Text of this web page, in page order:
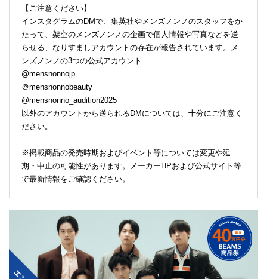
【ご注意ください】
インスタグラムのDMで、集英社やメンズノンノのスタッフをか
たって、架空のメンズノンノの企画で個人情報や写真などを送
らせる、なりすましアカウントの存在が報告されています。メ
ンズノンノの3つの公式アカウント
@mensnonnojp
＠mensnonnobeauty
@mensnonno_audition2025
以外のアカウントから送られるDMについては、十分にご注意く
ださい。
※掲載商品の発売時期およびイベント等については変更や延
期・中止の可能性があります。メーカーHPおよび公式サイト等
で最新情報をご確認ください。